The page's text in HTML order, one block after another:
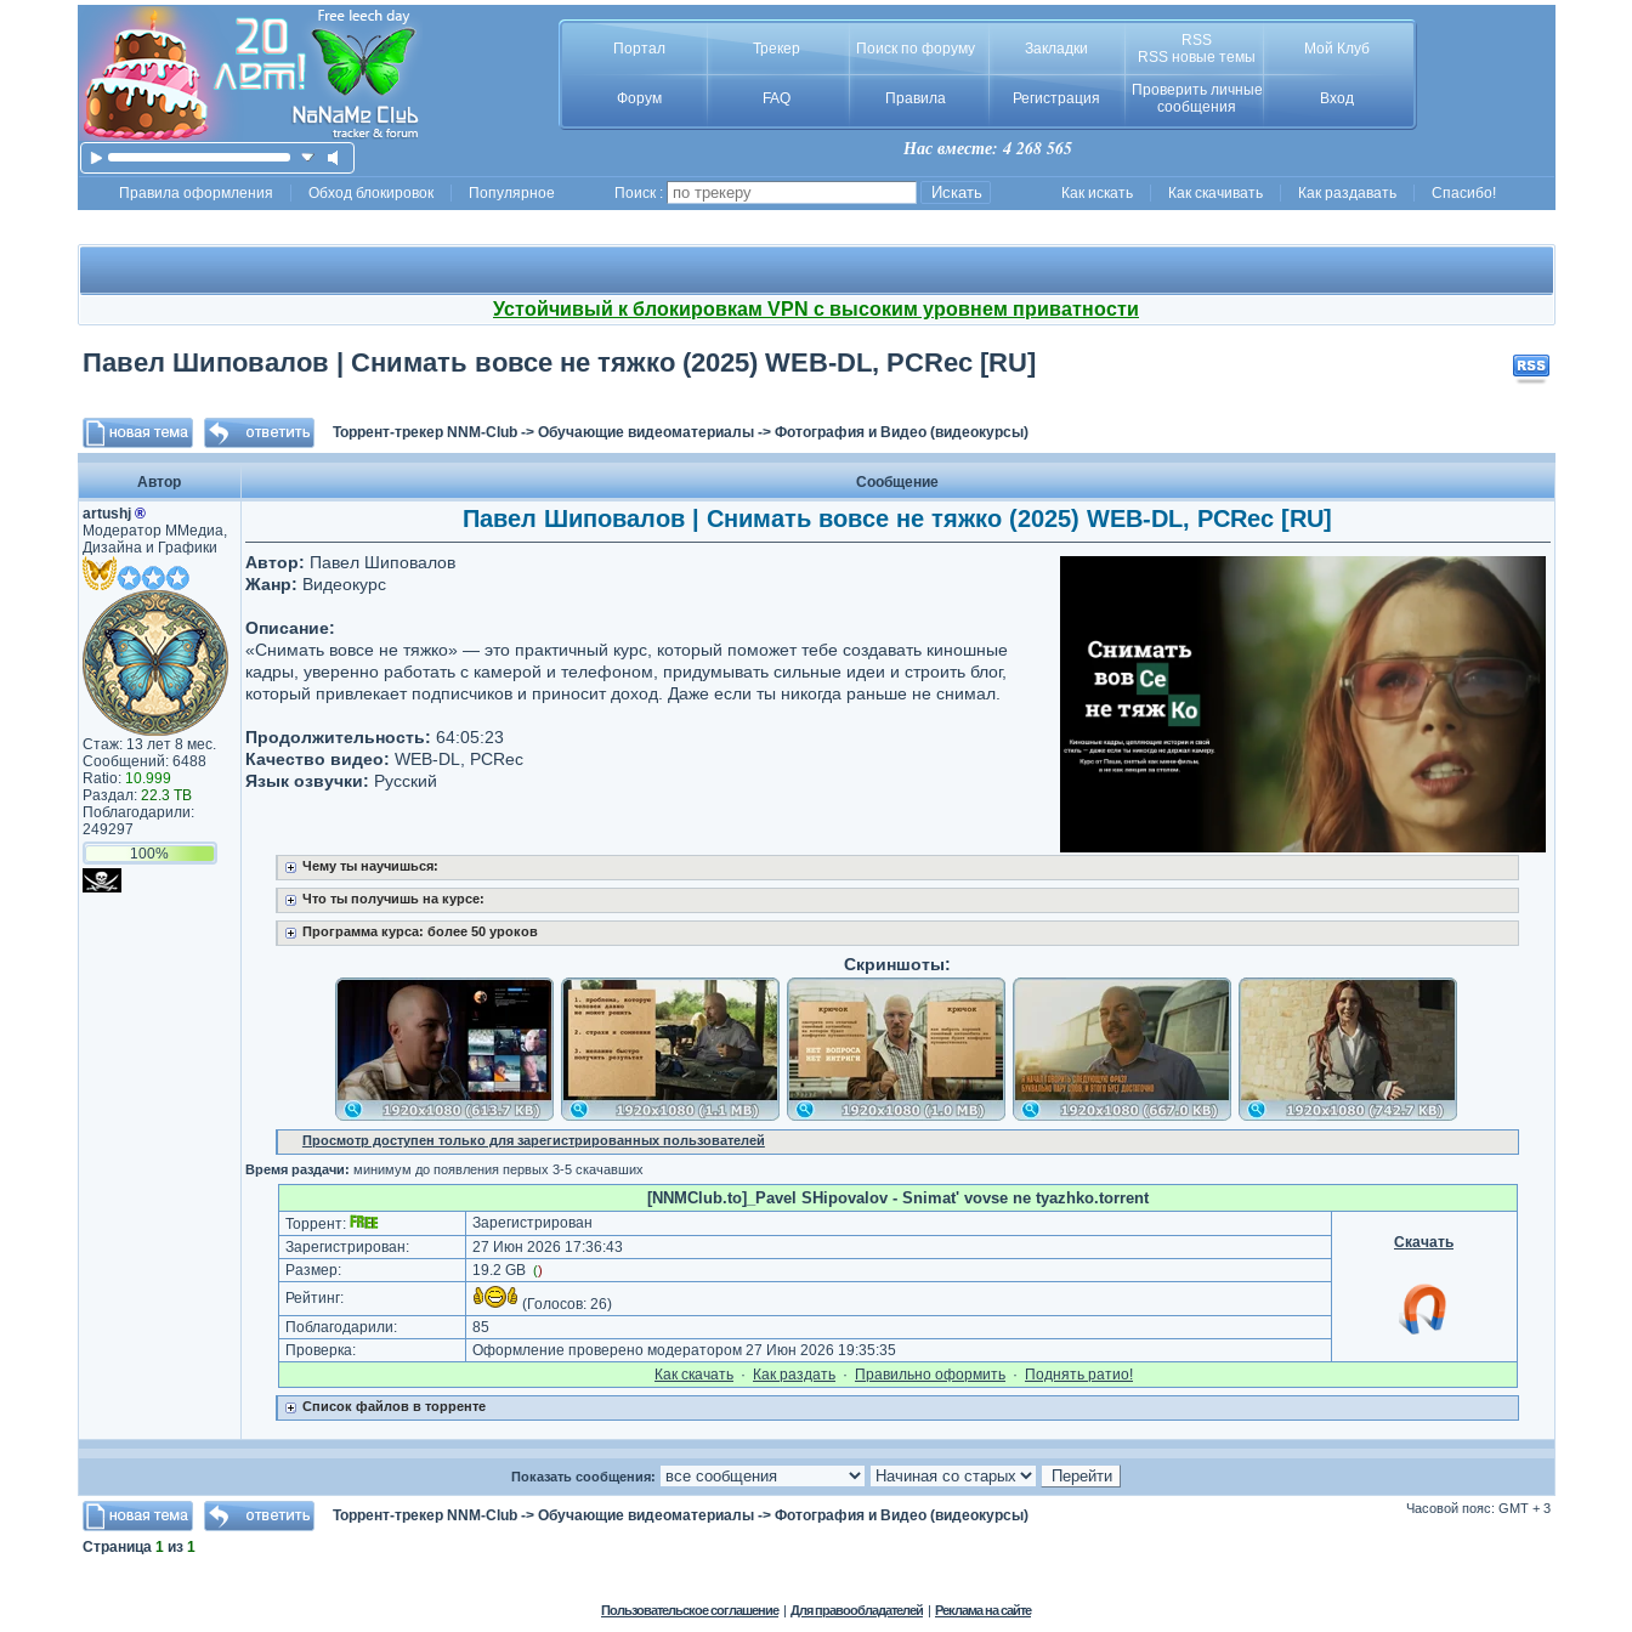
Портал Трекер Поиск по форуму Закладки
RSS
RSS новые темы
Мой Клуб
Форум FAQ Правила Регистрация
Проверить личные
сообщения
Вход
Нас вместе: 4 268 565
Правила оформления Обход блокировок Популярное Поиск : Как искать Как скачивать Как раздавать Спасибо!
Устойчивый к блокировкам VPN с высоким уровнем приватности
Павел Шиповалов | Снимать вовсе не тяжко (2025) WEB-DL, PCRec [RU]
Торрент-трекер NNM-Club-> Обучающие видеоматериалы-> Фотография и Видео (видеокурсы)
Автор
Сообщение
artushj ®
Модератор ММедиа,
Дизайна и Графики
Стаж: 13 лет 8 мес.
Сообщений: 6488
Ratio: 10.999
Раздал: 22.3 TB
Поблагодарили:
249297
100%
Павел Шиповалов | Снимать вовсе не тяжко (2025) WEB-DL, PCRec [RU]
Автор: Павел Шиповалов
Жанр: Видеокурс
Описание:
«Снимать вовсе не тяжко» — это практичный курс, который поможет тебе создавать киношные
кадры, уверенно работать с камерой и телефоном, придумывать сильные идеи и строить блог,
который привлекает подписчиков и приносит доход. Даже если ты никогда раньше не снимал.
Продолжительность: 64:05:23
Качество видео: WEB-DL, PCRec
Язык озвучки: Русский
Чему ты научишься:
Что ты получишь на курсе:
Программа курса: более 50 уроков
Скриншоты:
Просмотр доступен только для зарегистрированных пользователей
Время раздачи: минимум до появления первых 3-5 скачавших
[NNMClub.to]_Pavel SHipovalov - Snimat' vovse ne tyazhko.torrent
Торрент:
Зарегистрирован
Скачать
Зарегистрирован:
27 Июн 2026 17:36:43
Размер:
19.2 GB ()
Рейтинг: (Голосов: 26)
Поблагодарили:
85
Проверка:
Оформление проверено модератором 27 Июн 2026 19:35:35
Как cкачать · Как раздать · Правильно оформить · Поднять ратио!
Список файлов в торренте
Показать сообщения:
Торрент-трекер NNM-Club-> Обучающие видеоматериалы-> Фотография и Видео (видеокурсы) Часовой пояс: GMT + 3
Страница 1из 1
Пользовательское соглашение | Для правообладателей | Реклама на сайте